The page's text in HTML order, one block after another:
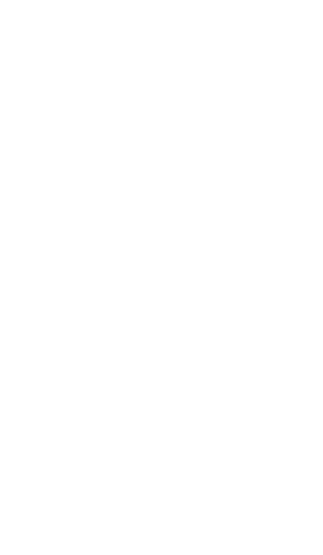
IP            NODE
mi-
mi-
mi-
mi-
mi-
mi-